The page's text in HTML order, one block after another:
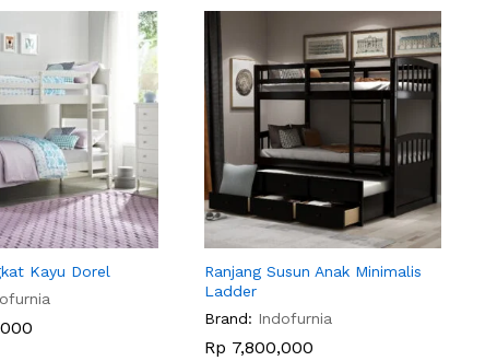
Kayu Dorel
Ranjang Susun Anak Minimalis
Ladder
Brand: Indofurnia
Rp 7,800,000
Rp 7,800,000